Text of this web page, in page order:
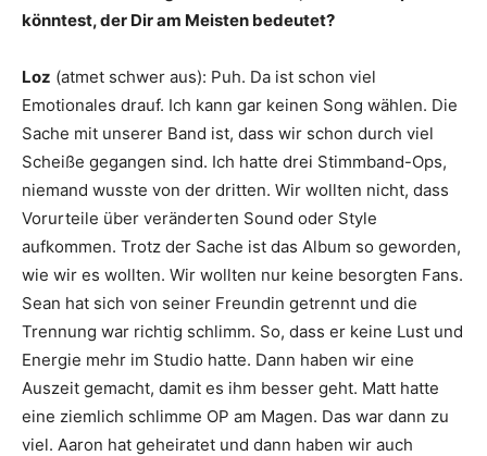
könntest, der Dir am Meisten bedeutet?
Loz (atmet schwer aus): Puh. Da ist schon viel
Emotionales drauf. Ich kann gar keinen Song wählen. Die
Sache mit unserer Band ist, dass wir schon durch viel
Scheiße gegangen sind. Ich hatte drei Stimmband-Ops,
niemand wusste von der dritten. Wir wollten nicht, dass
Vorurteile über veränderten Sound oder Style
aufkommen. Trotz der Sache ist das Album so geworden,
wie wir es wollten. Wir wollten nur keine besorgten Fans.
Sean hat sich von seiner Freundin getrennt und die
Trennung war richtig schlimm. So, dass er keine Lust und
Energie mehr im Studio hatte. Dann haben wir eine
Auszeit gemacht, damit es ihm besser geht. Matt hatte
eine ziemlich schlimme OP am Magen. Das war dann zu
viel. Aaron hat geheiratet und dann haben wir auch